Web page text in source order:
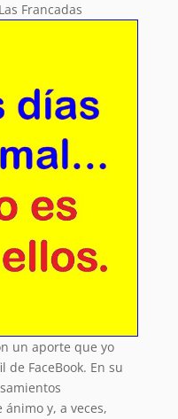
Las Francadas
un aporte que yo
FaceBook. En su
y, a veces,